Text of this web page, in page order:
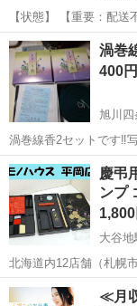
【状態】 【重要：配
な製品のため、発送対
指定倉庫まで直接お引
ます。 ・お引き取りの
北海道 石狩市 冠
渦巻
400円
旭川四
渦巻線香2セットです‼️
2巻のみ使用しました‼️
北海道 旭川市 旭
慶弔
ンプ
1,800
大谷地
北海道内12店舗（札幌
Used Goods Market ★ユーズ
北海道 札幌市 大
≪月